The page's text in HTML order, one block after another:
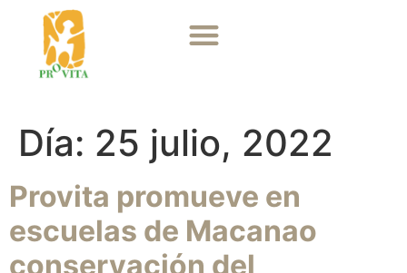
Día: 25 julio, 2022
Provita promueve en
escuelas de Macanao
conservación del